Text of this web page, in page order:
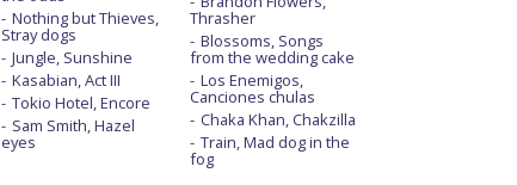
Nothing but Thieves,
Stray dogs
Jungle, Sunshine
Kasabian, Act III
Tokio Hotel, Encore
Sam Smith, Hazel
eyes
Thrasher
Blossoms, Songs
from the wedding cake
Los Enemigos,
Canciones chulas
Chaka Khan, Chakzilla
Train, Mad dog in the
fog